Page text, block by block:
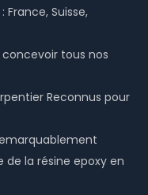
Suisse,
tous nos
Reconnus pour
de la résine epoxy en